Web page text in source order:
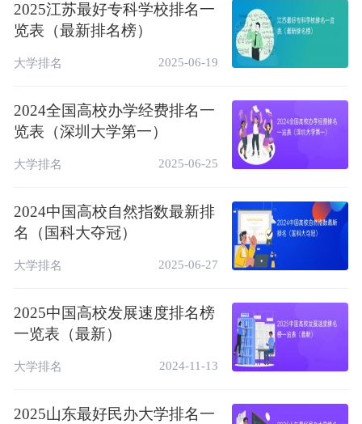
那么，对于我国民办高职院校而言，哪些高校
的综合实力相对较强呢？哪些院校更值得考生
和家长在高考中选择报考呢？下面，我们就来
没有你想要去的大学？
民办高职院校排行榜一览表（2024最新）
次
排名
级
贵州城市职业学院 6★
中国顶尖高
职院校
业学院
职院校
广西理工职业技术
5★
中国一流高
职院校
职院校
2025江苏最好专科学校排名一
览表（最新排名榜）
大学排名 2025-06-19
2024全国高校办学经费排名一
览表（深圳大学第一）
大学排名 2025-06-25
2024中国高校自然指数最新排
名（国科大夺冠）
大学排名 2025-06-27
2025中国高校发展速度排名榜
一览表（最新）
大学排名 2024-11-13
2025山东最好民办大学排名一